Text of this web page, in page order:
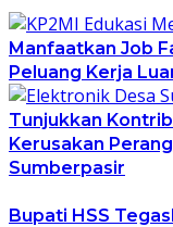
Manfaatkan Job
Peluang Kerja
Tunjukkan
Kerusakan
Sumberpasir
Bupati HSS